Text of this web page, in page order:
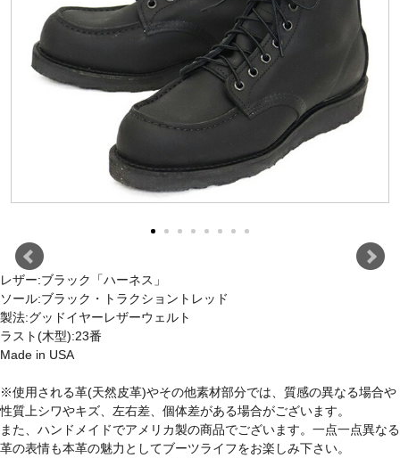
レザー:ブラック「ハーネス」
ソール:ブラック・トラクショントレッド
製法:グッドイヤーレザーウェルト
ラスト(木型):23番
Made in USA
※使用される革(天然皮革)やその他素材部分では、質感の異なる場合や
性質上シワやキズ、左右差、個体差がある場合がございます。
また、ハンドメイドでアメリカ製の商品でございます。一点一点異なる
革の表情も本革の魅力としてブーツライフをお楽しみ下さい。